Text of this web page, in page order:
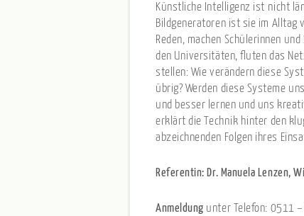
Künstliche Intelligenz ist nicht
Bildgeneratoren ist sie im Alltag
Reden, machen Schülerinnen
den Universitäten, fluten das
stellen: Wie verändern diese
übrig? Werden diese Systeme
und besser lernen und uns
erklärt die Technik hinter den
abzeichnenden Folgen ihres
Referentin: Dr. Manuela Lenzen,
Anmeldung unter Telefon: 0511